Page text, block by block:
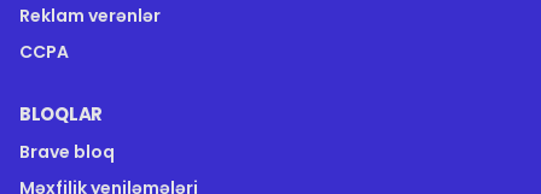
Reklam verənlər
CCPA
BLOQLAR
Brave bloq
Məxfilik yeniləmələri